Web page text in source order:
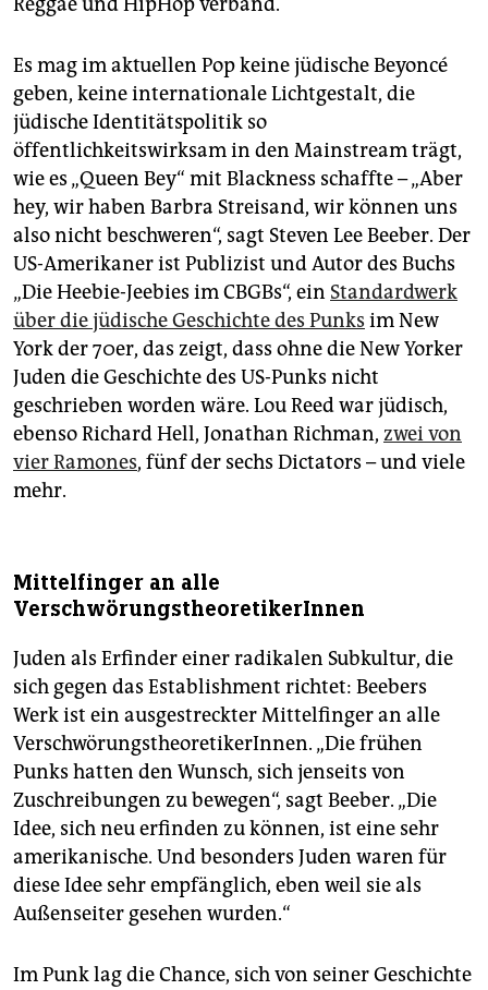
Es mag im aktuellen Pop keine jüdische Beyoncé
geben, keine internationale Lichtgestalt, die
jüdische Identitätspolitik so
öffentlichkeitswirksam in den Mainstream trägt,
wie es „Queen Bey“ mit Blackness schaffte – „Aber
hey, wir haben Barbra Streisand, wir können uns
also nicht beschweren“, sagt Steven Lee Beeber. Der
US-Amerikaner ist Publizist und Autor des Buchs
„Die Heebie-Jeebies im CBGBs“, ein Standardwerk
über die jüdische Geschichte des Punks im New
York der 70er, das zeigt, dass ohne die New Yorker
Juden die Geschichte des US-Punks nicht
geschrieben worden wäre. Lou Reed war jüdisch,
ebenso Richard Hell, Jonathan Richman, zwei von
vier Ramones, fünf der sechs Dictators – und viele
mehr.
Mittelfinger an alle
VerschwörungstheoretikerInnen
Juden als Erfinder einer radikalen Subkultur, die
sich gegen das Establishment richtet: Beebers
Werk ist ein ausgestreckter Mittelfinger an alle
VerschwörungstheoretikerInnen. „Die frühen
Punks hatten den Wunsch, sich jenseits von
Zuschreibungen zu bewegen“, sagt Beeber. „Die
Idee, sich neu erfinden zu können, ist eine sehr
amerikanische. Und besonders Juden waren für
diese Idee sehr empfänglich, eben weil sie als
Außenseiter gesehen wurden.“
Im Punk lag die Chance, sich von seiner Geschichte